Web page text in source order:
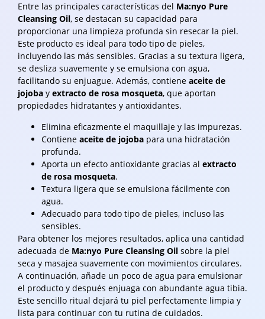
Entre las principales características del Ma:nyo Pure
Cleansing Oil, se destacan su capacidad para
proporcionar una limpieza profunda sin resecar la piel.
Este producto es ideal para todo tipo de pieles,
incluyendo las más sensibles. Gracias a su textura ligera,
se desliza suavemente y se emulsiona con agua,
facilitando su enjuague. Además, contiene aceite de
jojoba y extracto de rosa mosqueta, que aportan
propiedades hidratantes y antioxidantes.
Elimina eficazmente el maquillaje y las impurezas.
Contiene aceite de jojoba para una hidratación
profunda.
Aporta un efecto antioxidante gracias al extracto
de rosa mosqueta.
Textura ligera que se emulsiona fácilmente con
agua.
Adecuado para todo tipo de pieles, incluso las
sensibles.
Para obtener los mejores resultados, aplica una cantidad
adecuada de Ma:nyo Pure Cleansing Oil sobre la piel
seca y masajea suavemente con movimientos circulares.
A continuación, añade un poco de agua para emulsionar
el producto y después enjuaga con abundante agua tibia.
Este sencillo ritual dejará tu piel perfectamente limpia y
lista para continuar con tu rutina de cuidados.